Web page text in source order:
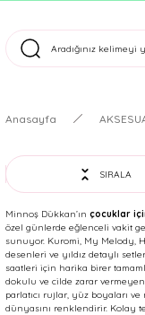
Tüm
Anasayfa
SIRALA
Minnoş Dükkan’ın çocuklar
özel günlerde eğlenceli vakit
sunuyor. Kuromi, My Melody,
desenleri ve yıldız detaylı
saatleri için harika birer
dokulu ve cilde zarar
parlatıcı rujlar, yüz boyaları
dünyasını renklendirir. Kolay